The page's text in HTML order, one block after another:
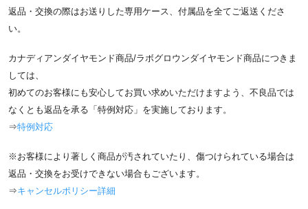
返品・交換の際はお送りした専用ケース、付属品を全てご返送くださ
い。
カナディアンダイヤモンド商品/ラボグロウンダイヤモンド商品につきま
しては、
初めてのお客様にも安心してお買い求めいただけますよう、不良品では
なくとも返品を承る「特例対応」を実施しております。
⇒特例対応
※お客様により著しく商品が汚されていたり、傷つけられている場合は
返品・交換をお受けできない場合もございます。
⇒キャンセルポリシー詳細